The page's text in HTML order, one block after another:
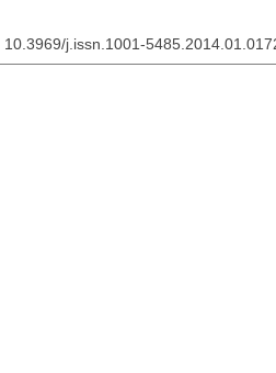
j.issn.1001-